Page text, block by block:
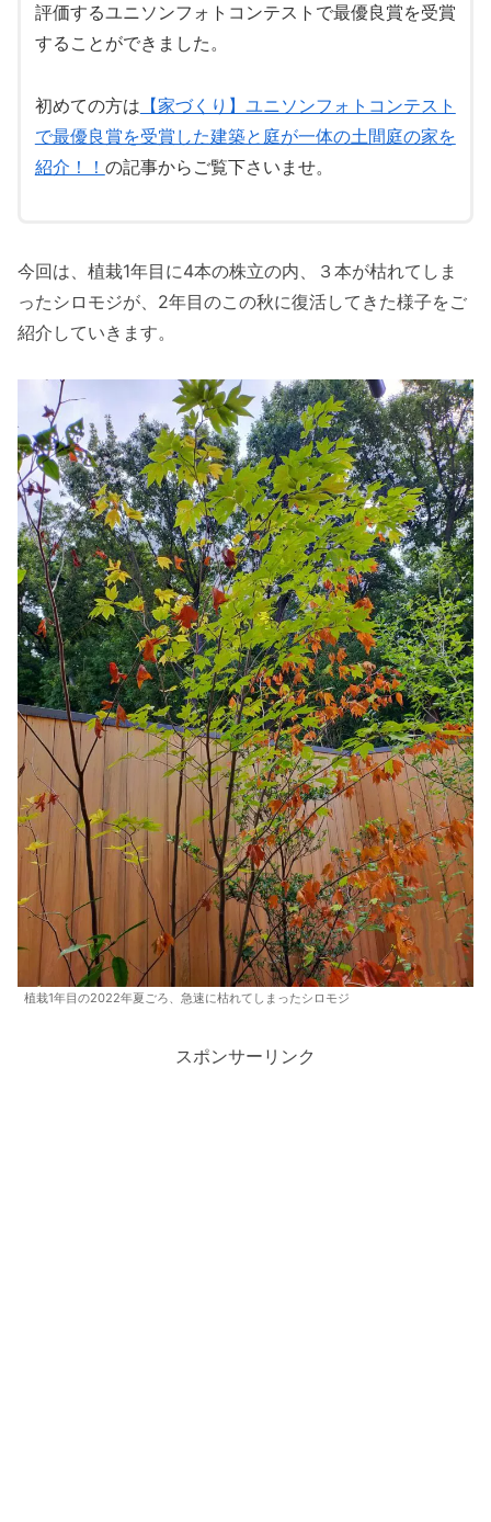
評価するユニソンフォトコンテストで最優良賞を受賞
することができました。
初めての方は 【家づくり】ユニソンフォトコンテスト
で最優良賞を受賞した建築と庭が一体の土間庭の家を
紹介！！ の記事からご覧下さいませ。
今回は、植栽1年目に4本の株立の内、３本が枯れてしま
ったシロモジが、2年目のこの秋に復活してきた様子をご
紹介していきます。
植栽1年目の2022年夏ごろ、急速に枯れてしまったシロモジ
スポンサーリンク